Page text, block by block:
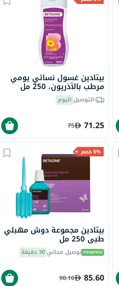
بيتادين غسول نسائي يومي
مرطب بالآذريون، 250 مل
التوصيل اليوم
71.25
75
5% خصم
بيتادين مجموعة دوش مهبلي
طبي 250 مل
توصيل مجاني30 دقيقة
85.60
90.10